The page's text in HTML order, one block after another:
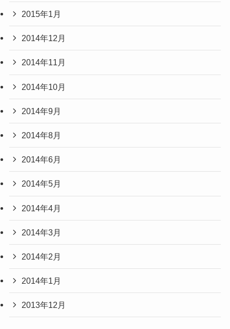
2015年1月
2014年12月
2014年11月
2014年10月
2014年9月
2014年8月
2014年6月
2014年5月
2014年4月
2014年3月
2014年2月
2014年1月
2013年12月